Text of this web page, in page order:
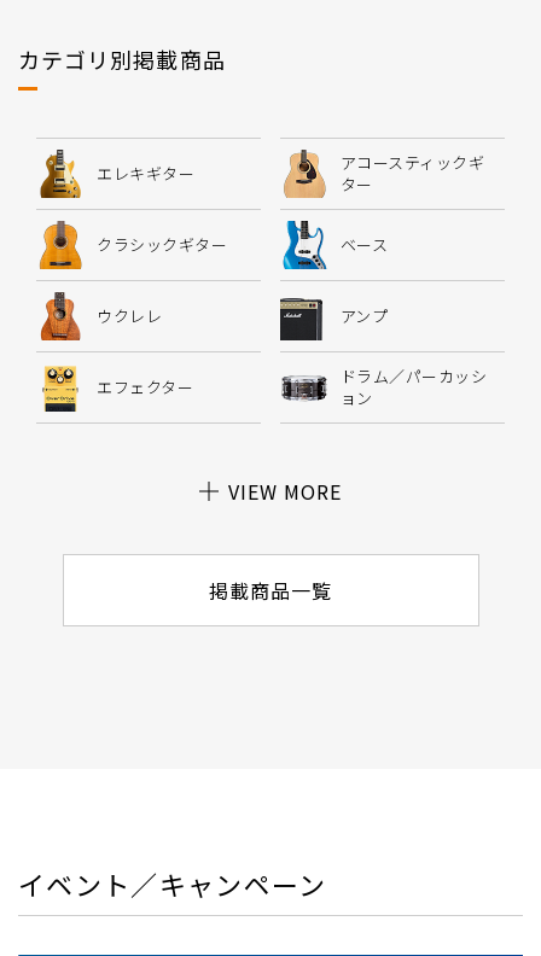
カテゴリ別掲載商品
エレキギター
アコースティックギ
ター
クラシックギター ベース
ウクレレ アンプ
エフェクター
ドラム／パーカッシ
ョン
VIEW MORE
掲載商品一覧
イベント／キャンペーン